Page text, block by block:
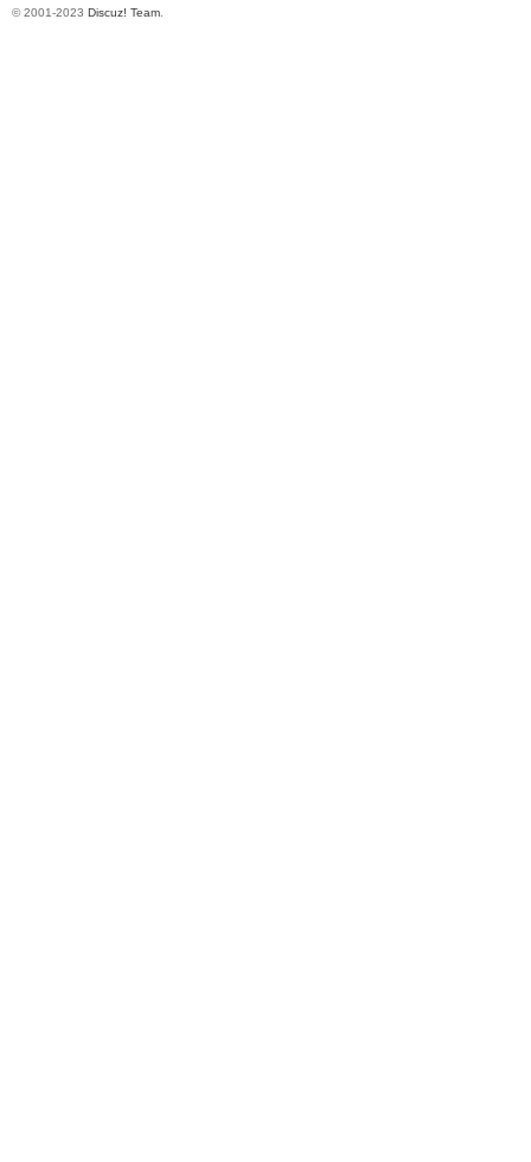
© 2001-2023 Discuz! Team.